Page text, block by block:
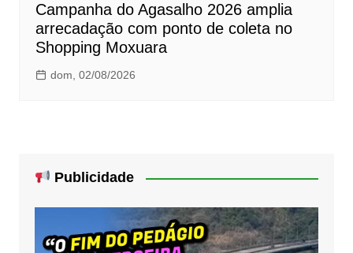
Campanha do Agasalho 2026 amplia
arrecadação com ponto de coleta no
Shopping Moxuara
dom, 02/08/2026
Publicidade